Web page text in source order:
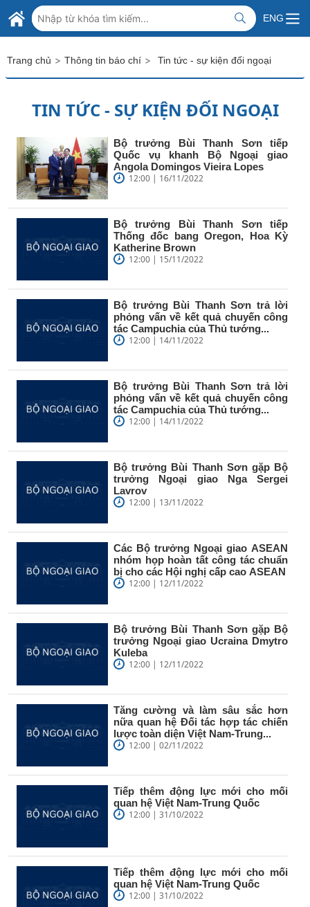
Skip to Main Content
BỘ NGOẠI GIAO VIỆT NAM
MINISTRY OF FOREIGN AFFAIRS
ENG
Trang chủ > Thông tin báo chí > Tin tức - sự kiện đối ngoại
TIN TỨC - SỰ KIỆN ĐỐI NGOẠI
Bộ trưởng Bùi Thanh Sơn tiếp
Quốc vụ khanh Bộ Ngoại giao
Angola Domingos Vieira Lopes
12:00 | 16/11/2022
Bộ trưởng Bùi Thanh Sơn tiếp
Thống đốc bang Oregon, Hoa Kỳ
Katherine Brown
12:00 | 15/11/2022
Bộ trưởng Bùi Thanh Sơn trả lời
phỏng vấn về kết quả chuyến công
tác Campuchia của Thủ tướng...
12:00 | 14/11/2022
Bộ trưởng Bùi Thanh Sơn trả lời
phỏng vấn về kết quả chuyến công
tác Campuchia của Thủ tướng...
12:00 | 14/11/2022
Bộ trưởng Bùi Thanh Sơn gặp Bộ
trưởng Ngoại giao Nga Sergei
Lavrov
12:00 | 13/11/2022
Các Bộ trưởng Ngoại giao ASEAN
nhóm họp hoàn tất công tác chuẩn
bị cho các Hội nghị cấp cao ASEAN
12:00 | 12/11/2022
Bộ trưởng Bùi Thanh Sơn gặp Bộ
trưởng Ngoại giao Ucraina Dmytro
Kuleba
12:00 | 12/11/2022
Tăng cường và làm sâu sắc hơn
nữa quan hệ Đối tác hợp tác chiến
lược toàn diện Việt Nam-Trung...
12:00 | 02/11/2022
Tiếp thêm động lực mới cho mối
quan hệ Việt Nam-Trung Quốc
12:00 | 31/10/2022
Tiếp thêm động lực mới cho mối
quan hệ Việt Nam-Trung Quốc
12:00 | 31/10/2022